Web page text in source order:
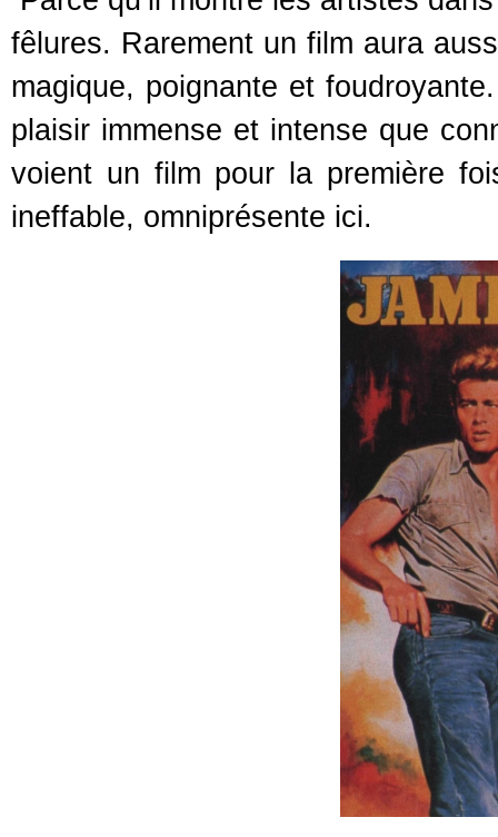
fêlures. Rarement un film aura
magique, poignante et
plaisir immense et intense que
voient un film pour la première
ineffable, omniprésente ici.